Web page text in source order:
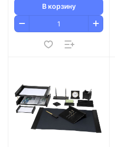
Attache/16
В корзину